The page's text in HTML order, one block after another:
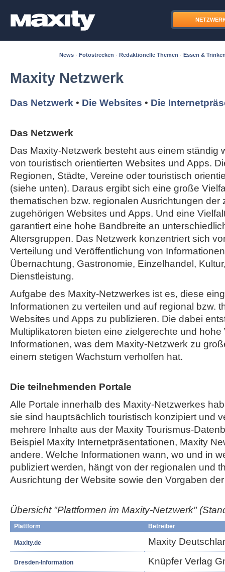
News · Fotostrecken · Redaktionelle Themen · Essen &
Maxity Netzwerk
Das Netzwerk • Die Websites • Die
Das Netzwerk
Das Maxity-Netzwerk besteht aus einem ständig
von touristisch orientierten Websites und Apps.
Regionen, Städte, Vereine oder touristisch
(siehe unten). Daraus ergibt sich eine große
thematischen bzw. regionalen Ausrichtungen der
zugehörigen Websites und Apps. Und eine
garantiert eine hohe Bandbreite an
Altersgruppen. Das Netzwerk konzentriert sich
Verteilung und Veröffentlichung von
Übernachtung, Gastronomie, Einzelhandel,
Dienstleistung.
Aufgabe des Maxity-Netzwerkes ist es, diese
Informationen zu verteilen und auf regional bzw.
Websites und Apps zu publizieren. Die dabei
Multiplikatoren bieten eine zielgerechte und hohe
Informationen, was dem Maxity-Netzwerk zu
einem stetigen Wachstum verholfen hat.
Die teilnehmenden Portale
Alle Portale innerhalb des Maxity-Netzwerkes
sie sind hauptsächlich touristisch konzipiert und
mehrere Inhalte aus der Maxity Tourismus-
Beispiel Maxity Internetpräsentationen, Maxity
andere. Welche Informationen wann, wo und in
publiziert werden, hängt von der regionalen und
Ausrichtung der Website sowie den Vorgaben
Übersicht "Plattformen im Maxity-Netzwerk"
Plattform Betreiber
Maxity.de Maxity
Dresden-Information Knüpfer Verlag